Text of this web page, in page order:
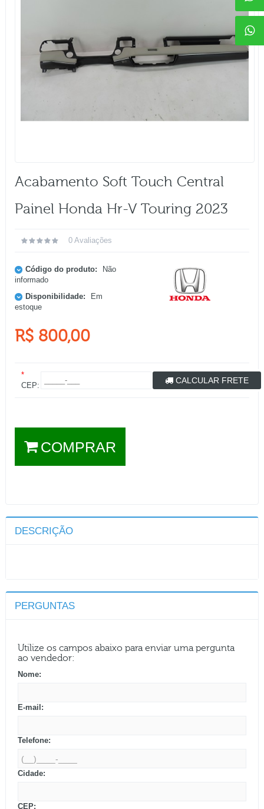
Acabamento Soft Touch Central
Painel Honda Hr-V Touring 2023
0 Avaliações
Código do produto:
Não
informado
Disponibilidade:
Em
estoque
R$ 800,00
*
CEP:
CALCULAR FRETE
COMPRAR
DESCRIÇÃO
PERGUNTAS
Utilize os campos abaixo para enviar uma pergunta
ao vendedor:
Nome:
E-mail:
Telefone:
Cidade:
CEP: